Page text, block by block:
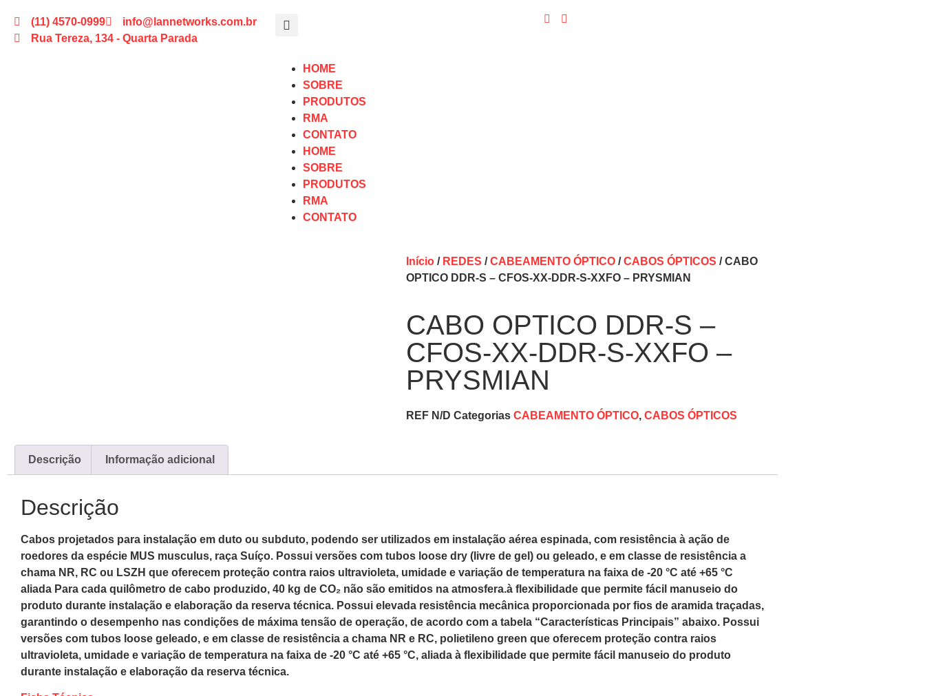
(11) 4570-0999
info@lannetworks.com.br
Rua Tereza, 134 - Quarta Parada
HOME
SOBRE
PRODUTOS
RMA
CONTATO
HOME
SOBRE
PRODUTOS
RMA
CONTATO
Início / REDES /CABEAMENTO ÓPTICO /CABOS ÓPTICOS / CABO
OPTICO DDR-S – CFOS-XX-DDR-S-XXFO – PRYSMIAN
CABO OPTICO DDR-S –
CFOS-XX-DDR-S-XXFO –
PRYSMIAN
REF N/D Categorias CABEAMENTO ÓPTICO, CABOS ÓPTICOS
Descrição Informação adicional
Descrição
Cabos projetados para instalação em duto ou subduto, podendo ser utilizados em instalação aérea espinada, com resistência à ação de
roedores da espécie MUS musculus, raça Suíço. Possui versões com tubos loose dry (livre de gel) ou geleado, e em classe de resistência a
chama NR, RC ou LSZH que oferecem proteção contra raios ultravioleta, umidade e variação de temperatura na faixa de -20 °C até +65 °C
aliada Para cada quilômetro de cabo produzido, 40 kg de CO₂ não são emitidos na atmosfera.à flexibilidade que permite fácil manuseio do
produto durante instalação e elaboração da reserva técnica. Possui elevada resistência mecânica proporcionada por fios de aramida traçadas,
garantindo o desempenho nas condições de máxima tensão de operação, de acordo com a tabela “Características Principais” abaixo. Possui
versões com tubos loose geleado, e em classe de resistência a chama NR e RC, polietileno green que oferecem proteção contra raios
ultravioleta, umidade e variação de temperatura na faixa de -20 °C até +65 °C, aliada à flexibilidade que permite fácil manuseio do produto
durante instalação e elaboração da reserva técnica.